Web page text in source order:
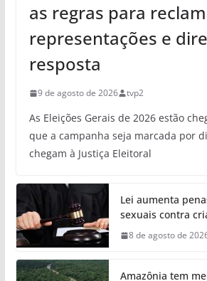
as regras para
representações e
resposta
9 de agosto de 2026 tvp2
As Eleições Gerais de 2026 estão
que a campanha seja marcada por
chegam à Justiça Eleitoral
Lei aumenta
sexuais contra
8 de agosto de
Amazônia tem